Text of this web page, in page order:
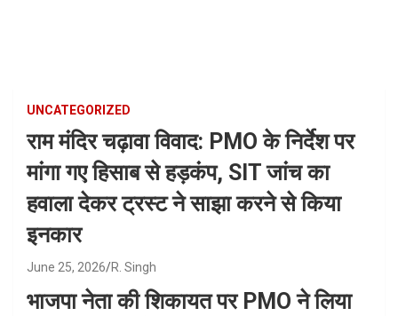
UNCATEGORIZED
राम मंदिर चढ़ावा विवाद: PMO के निर्देश पर
मांगा गए हिसाब से हड़कंप, SIT जांच का
हवाला देकर ट्रस्ट ने साझा करने से किया
इनकार
June 25, 2026 R. Singh
भाजपा नेता की शिकायत पर PMO ने लिया